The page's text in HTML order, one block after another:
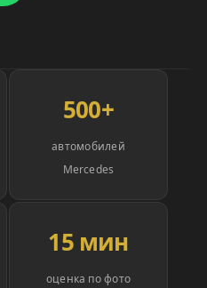
500+
автомобилей
Mercedes
15 мин
оценка по фото